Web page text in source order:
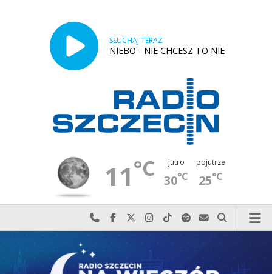
SŁUCHAJ TERAZ
NIEBO - NIE CHCESZ TO NIE
11°C jutro
30°C
pojutrze
25°C
Najlepiej po prostu do nas zadzwoń
Odwiedź nas na Facebook-u
Odwiedź nas na X
Odwiedź nas na Instagram-ie
Odwiedź nas na TikTok-u
Szukaj nas na Spotify
Wyślij do nas
Szukaj